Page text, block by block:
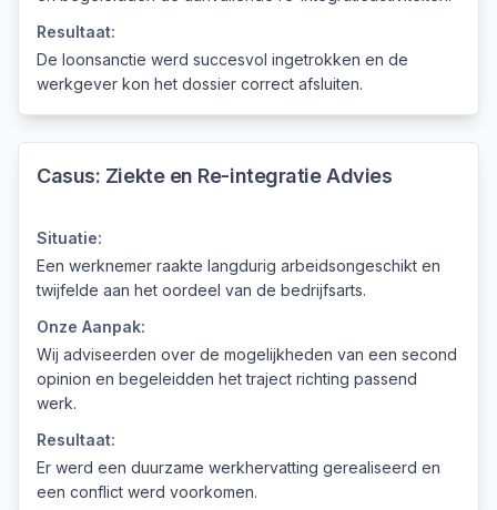
Resultaat:
De loonsanctie werd succesvol ingetrokken en de
werkgever kon het dossier correct afsluiten.
Casus: Ziekte en Re-integratie Advies
Situatie:
Een werknemer raakte langdurig arbeidsongeschikt en
twijfelde aan het oordeel van de bedrijfsarts.
Onze Aanpak:
Wij adviseerden over de mogelijkheden van een second
opinion en begeleidden het traject richting passend
werk.
Resultaat:
Er werd een duurzame werkhervatting gerealiseerd en
een conflict werd voorkomen.